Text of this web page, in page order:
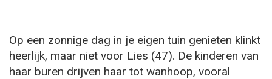
Op een zonnige dag in je eigen tuin genieten klinkt
heerlijk, maar niet voor Lies (47). De kinderen van
haar buren drijven haar tot wanhoop, vooral